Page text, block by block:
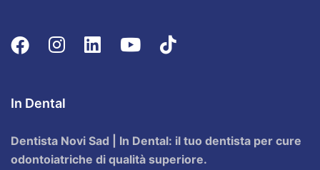
In Dental
Dentista Novi Sad | In Dental: il tuo dentista per cure
odontoiatriche di qualità superiore.